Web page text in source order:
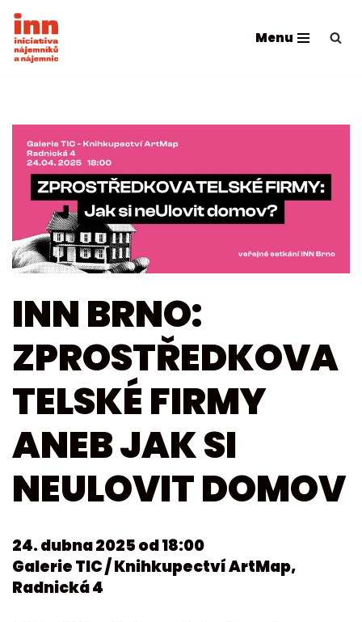
Přeskočit
na
Menu
INN BRNO:
ZPROSTŘEDKOVA
TELSKÉ FIRMY
ANEB JAK SI
NEULOVIT DOMOV
24. dubna 2025 od 18:00
Galerie TIC / Knihkupectví ArtMap,
Radnická 4